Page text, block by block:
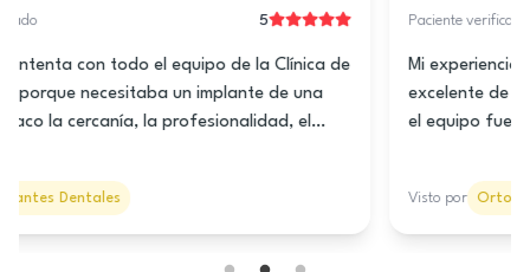
Llevo tiempo yendo a Acedo Dental en Seseña y no
puedo estar más contenta; desde que entras te hacen
sentir tranquila, nada que ver con el miedo típico al
empezar y el resultado quedó perfecto. Se nota que
les importa el paciente de verdad y que trabajan con
cuidado y cariño. Para mí ya es mi clínica de confianza.
Visto por Higiene dental